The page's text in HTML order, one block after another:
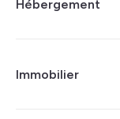
Hébergement
Immobilier